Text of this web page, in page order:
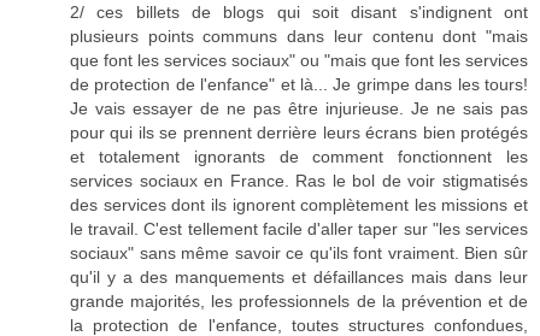
2/ ces billets de blogs qui soit disant s'indignent ont
plusieurs points communs dans leur contenu dont "mais
que font les services sociaux" ou "mais que font les services
de protection de l'enfance" et là... Je grimpe dans les tours!
Je vais essayer de ne pas être injurieuse. Je ne sais pas
pour qui ils se prennent derrière leurs écrans bien protégés
et totalement ignorants de comment fonctionnent les
services sociaux en France. Ras le bol de voir stigmatisés
des services dont ils ignorent complètement les missions et
le travail. C'est tellement facile d'aller taper sur "les services
sociaux" sans même savoir ce qu'ils font vraiment. Bien sûr
qu'il y a des manquements et défaillances mais dans leur
grande majorités, les professionnels de la prévention et de
la protection de l'enfance, toutes structures confondues,